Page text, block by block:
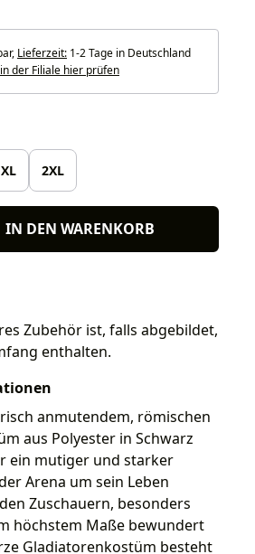
Lieferzeit: 1-2 Tage in Deutschland
der Filiale hier prüfen
XL 2XL
IN DEN WARENKORB
Zubehör ist, falls abgebildet,
enthalten.
anmutendem, römischen
aus Polyester in Schwarz
ein mutiger und starker
Arena um sein Leben
Zuschauern, besonders
höchstem Maße bewundert
Gladiatorenkostüm besteht